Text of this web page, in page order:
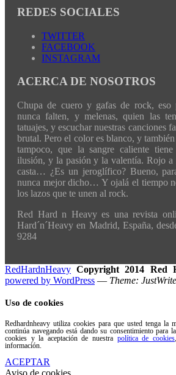
REDES SOCIALES
TWITTER
FACEBOOK
INSTAGRAM
ACERCA DE NOSOTROS
Chupa de cuero y gafas de rock, eso
nunca falten, y melenas, quien las
tatuajes, y escuchar nuestras canciones
brutal. Pero el color es blanco, y
tampoco, que la sangre caliente
ilusión, y la pasión y la valentía. Rojo a
casta… ¿Es un jeroglífico? Bueno,
nunca mejor dicho… Y ojalá el tiempo
los lazos que te unen al rock.
Red Hard n Heavy es una revista
Hard´n´Heavy en Madrid, España,
9284
RedHardnHeavy Copyright 2014 Red
powered by WordPress — Theme:
Uso de cookies
Redhardnheavy utiliza cookies para que usted tenga la
continúa navegando está dando su consentimiento para
cookies y la aceptación de nuestra política de cookies
información.
ACEPTAR
Aviso de cookies